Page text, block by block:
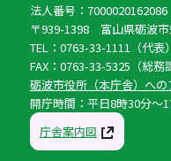
法人番号：7000020162086
〒939-1398 富山県砺波市
TEL：0763-33-1111（代表）
FAX：0763-33-5325（総務
砺波市役所（本庁舎）への
開庁時間：平日8時30分〜
庁舎案内図